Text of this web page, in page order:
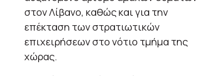
στον Λίβανο, καθώς και για την
επέκταση των στρατιωτικών
επιχειρήσεων στο νότιο τμήμα της
χώρας.